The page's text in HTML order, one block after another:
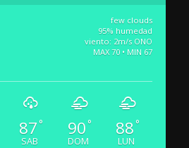
few clouds
95% humedad
viento: 2m/s ONO
MAX 70 • MIN 67
87 °
SAB
90 °
DOM
88 °
LUN